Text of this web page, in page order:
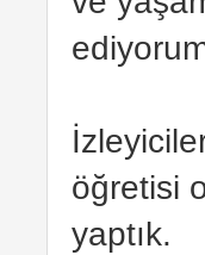
öğretisi
yaptık.